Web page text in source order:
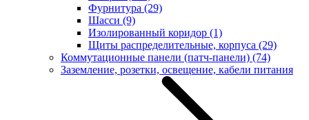
Фурнитура (29)
Шасси (9)
Изолированный коридор (1)
Щиты распределительные, корпуса (29)
Коммутационные панели (патч-панели) (74)
Заземление, розетки, освещение, кабели питания